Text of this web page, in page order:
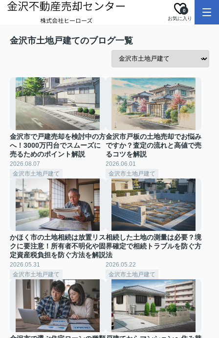
お気に入り
0
金沢市土地戸建てのブログ一覧
金沢市で戸建売却を検討中の方
へ！3000万円台でスムーズに
売るためのポイント解説
2026.08.07
金沢市土地戸建て
金沢市戸板の土地売却でお悩み
ですか？査定の流れと高値で売
るコツを解説
2026.06.01
金沢市土地戸建て
かほく市の土地相続は放置リス
クに要注意！所有者不明化や固
定資産税負担を防ぐ方法を解説
2026.05.31
金沢市土地戸建て
相続した土地の測量は必要？境
界確定で相続トラブルを防ぐ方
法
2026.05.22
金沢市土地戸建て